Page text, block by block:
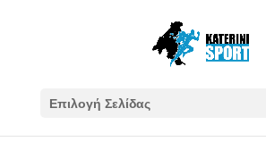
Επιλογή Σελίδας